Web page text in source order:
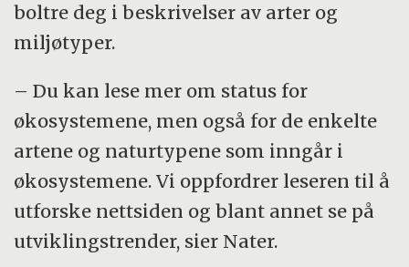
boltre deg i beskrivelser av arter og
miljøtyper.
– Du kan lese mer om status for
økosystemene, men også for de enkelte
artene og naturtypene som inngår i
økosystemene. Vi oppfordrer leseren til å
utforske nettsiden og blant annet se på
utviklingstrender, sier Nater.